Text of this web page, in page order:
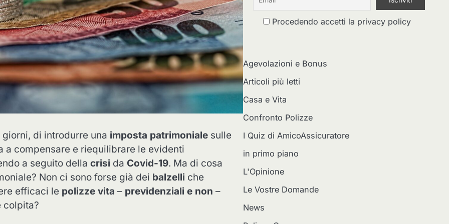
di introdurre una imposta patrimoniale sulle
a compensare e riequilibrare le evidenti
a seguito della crisi da Covid-19. Ma di cosa
Non ci sono forse già dei balzelli che
efficaci le polizze vita – previdenziali e non –
colpita?
Procedendo accetti la privacy policy
Agevolazioni e Bonus
Articoli più letti
Casa e Vita
Confronto Polizze
I Quiz di AmicoAssicuratore
in primo piano
L'Opinione
Le Vostre Domande
News